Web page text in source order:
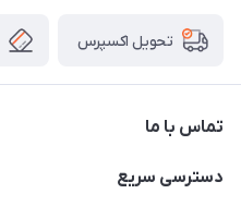
تحویل اکسپرس
تماس با ما
09172138137
دسترسی سریع